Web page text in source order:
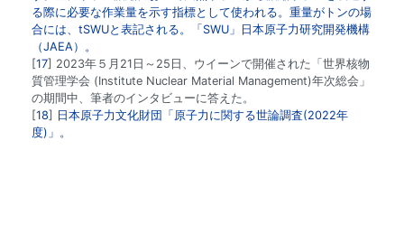
る際に必要な作業量を示す指標として使われる。重量がトンの場
合には、tSWUと表記される。「SWU」日本原子力研究開発機構
（JAEA）。
17
2023年５月21日～25日、ウイーンで開催された「世界核物
質管理学会 (Institute Nuclear Material Management)年次総会」
の期間中、筆者のインタビューに答えた。
18
日本原子力文化財団「原子力に関する世論調査(2022年
度)」。